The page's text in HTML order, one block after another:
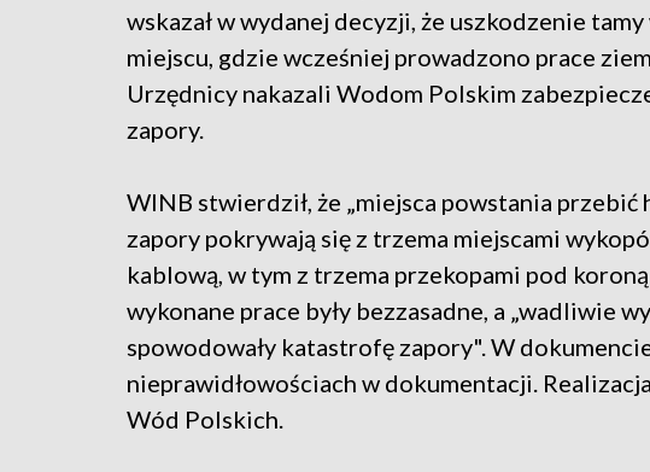
wskazał w wydanej decyzji, że uszkodzenie
miejscu, gdzie wcześniej prowadzono prace
Urzędnicy nakazali Wodom Polskim
zapory.
WINB stwierdził, że „miejsca powstania
zapory pokrywają się z trzema miejscami
kablową, w tym z trzema przekopami pod
wykonane prace były bezzasadne, a „wadliwie
spowodowały katastrofę zapory". W
nieprawidłowościach w dokumentacji.
Wód Polskich.